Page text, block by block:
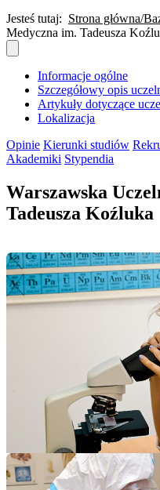
Jesteś tutaj: Strona główna
Medyczna im. Tadeusza
Informacje ogólne
Szczegółowy opis
Artykuły dotyczące
Lokalizacja
Opinie Kierunki studiów
Akademiki Stypendia
Warszawska
Tadeusza Koźluka